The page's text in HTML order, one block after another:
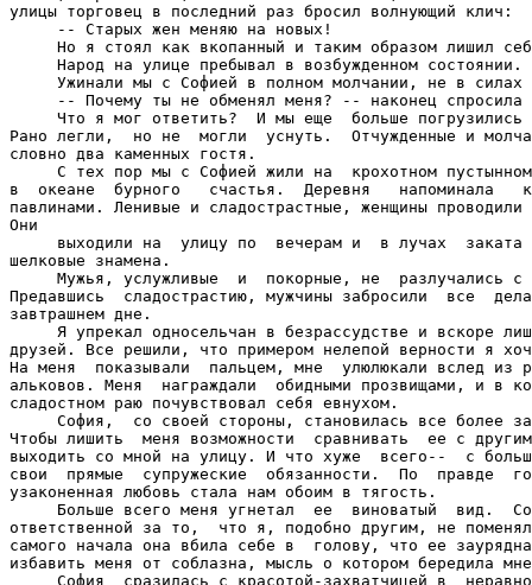
улицы торговец в последний раз бросил волнующий клич:
     -- Старых жен меняю на новых!
Но я стоял как вкопанный и таким образом лишил
     Народ на улице пребывал в возбужденном состоянии.
Ужинали мы с Софией в полном молчании, не в силах
-- Почему ты не обменял меня? -- наконец спросила
Что я мог ответить?  И мы еще  больше погрузились
Рано легли,  но не  могли  уснуть.  Отчужденные и
словно два каменных гостя.
С тех пор мы с Софией жили на  крохотном
в  океане  бурного   счастья.  Деревня   напоминала
павлинами. Ленивые и сладострастные, женщины
Они
выходили на  улицу по  вечерам и  в лучах  заката
шелковые знамена.
Мужья, услужливые  и  покорные, не  разлучались с
Предавшись  сладострастию, мужчины забросили  все
завтрашнем дне.
Я упрекал односельчан в безрассудстве и вскоре
друзей. Все решили, что примером нелепой верности я
На меня  показывали  пальцем, мне  улюлюкали вслед из
альковов. Меня  награждали  обидными прозвищами, и в
сладостном раю почувствовал себя евнухом.
София,  со своей стороны, становилась все более
Чтобы лишить  меня возможности  сравнивать  ее с
выходить со мной на улицу. И что хуже  всего--  с
свои  прямые  супружеские  обязанности.  По  правде
узаконенная любовь стала нам обоим в тягость.
Больше всего меня угнетал  ее  виноватый  вид.
ответственной за то,  что я, подобно другим, не
самого начала она вбила себе в  голову, что ее
избавить меня от соблазна, мысль о котором бередила
София  сразилась с красотой-захватчицей в